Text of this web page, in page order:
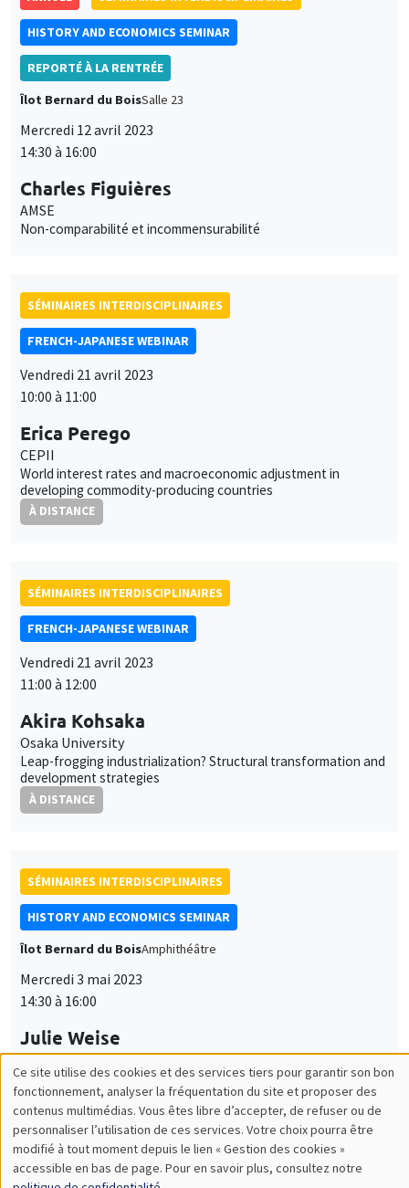
HISTORY AND ECONOMICS SEMINAR
REPORTÉ À LA RENTRÉE
Îlot Bernard du BoisSalle 23
Mercredi 12 avril 2023
14:30 à 16:00
Charles Figuières
AMSE
Non-comparabilité et incommensurabilité
SÉMINAIRES INTERDISCIPLINAIRES
FRENCH-JAPANESE WEBINAR
Vendredi 21 avril 2023
10:00 à 11:00
Erica Perego
CEPII
World interest rates and macroeconomic adjustment in
developing commodity-producing countries
À DISTANCE
SÉMINAIRES INTERDISCIPLINAIRES
FRENCH-JAPANESE WEBINAR
Vendredi 21 avril 2023
11:00 à 12:00
Akira Kohsaka
Osaka University
Leap-frogging industrialization? Structural transformation and
development strategies
À DISTANCE
SÉMINAIRES INTERDISCIPLINAIRES
HISTORY AND ECONOMICS SEMINAR
Îlot Bernard du BoisAmphithéâtre
Mercredi 3 mai 2023
14:30 à 16:00
Julie Weise
University of Oregon, Imera
Guest Worker: A History of Ideas, 1919-75
SÉMINAIRES INTERDISCIPLINAIRES